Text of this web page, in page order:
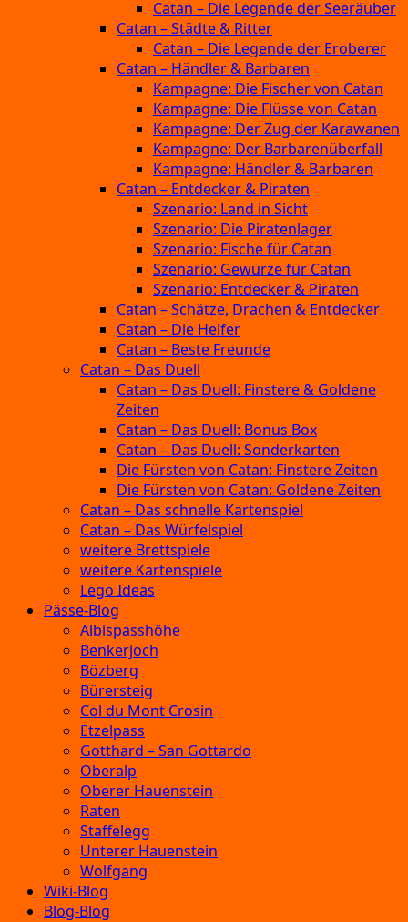
Catan – Die Legende der Seeräuber
Catan – Städte & Ritter
Catan – Die Legende der Eroberer
Catan – Händler & Barbaren
Kampagne: Die Fischer von Catan
Kampagne: Die Flüsse von Catan
Kampagne: Der Zug der Karawanen
Kampagne: Der Barbarenüberfall
Kampagne: Händler & Barbaren
Catan – Entdecker & Piraten
Szenario: Land in Sicht
Szenario: Die Piratenlager
Szenario: Fische für Catan
Szenario: Gewürze für Catan
Szenario: Entdecker & Piraten
Catan – Schätze, Drachen & Entdecker
Catan – Die Helfer
Catan – Beste Freunde
Catan – Das Duell
Catan – Das Duell: Finstere & Goldene
Zeiten
Catan – Das Duell: Bonus Box
Catan – Das Duell: Sonderkarten
Die Fürsten von Catan: Finstere Zeiten
Die Fürsten von Catan: Goldene Zeiten
Catan – Das schnelle Kartenspiel
Catan – Das Würfelspiel
weitere Brettspiele
weitere Kartenspiele
Lego Ideas
Pässe-Blog
Albispasshöhe
Benkerjoch
Bözberg
Bürersteig
Col du Mont Crosin
Etzelpass
Gotthard – San Gottardo
Oberalp
Oberer Hauenstein
Raten
Staffelegg
Unterer Hauenstein
Wolfgang
Wiki-Blog
Blog-Blog